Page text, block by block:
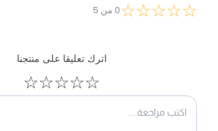
☆
☆
☆
☆
☆
0 من
اترك تعليقا على منتجنا
☆
☆
☆
☆
☆